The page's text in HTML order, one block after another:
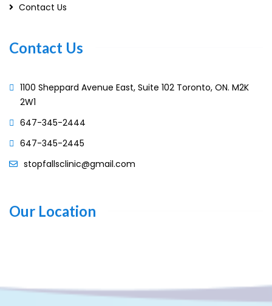
Contact Us
Contact Us
1100 Sheppard Avenue East, Suite 102 Toronto, ON. M2K
2W1
647-345-2444
647-345-2445
stopfallsclinic@gmail.com
Our Location